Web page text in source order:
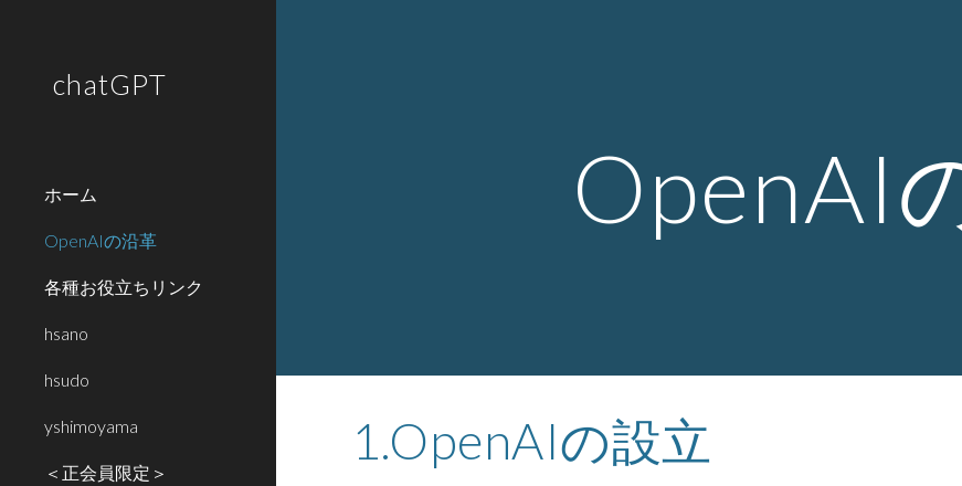
chatGPT
ホーム
OpenAIの沿革
各種お役立ちリンク
hsano
hsudo
yshimoyama
＜正会員限定＞
OpenAI
1.OpenAIの設立